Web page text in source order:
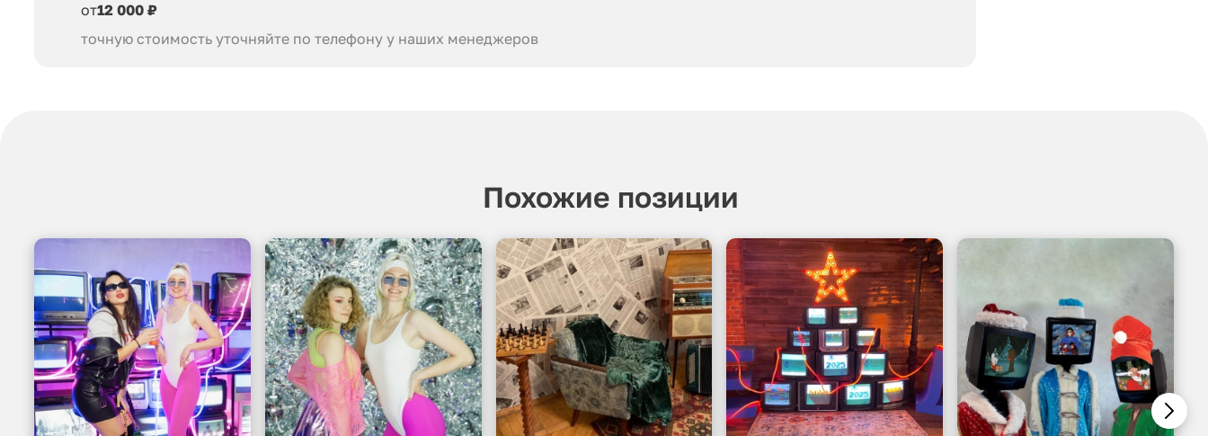
от12 000 ₽
точную стоимость уточняйте по телефону у наших менеджеров
Похожие позиции